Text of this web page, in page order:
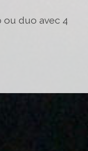
ou duo avec 4